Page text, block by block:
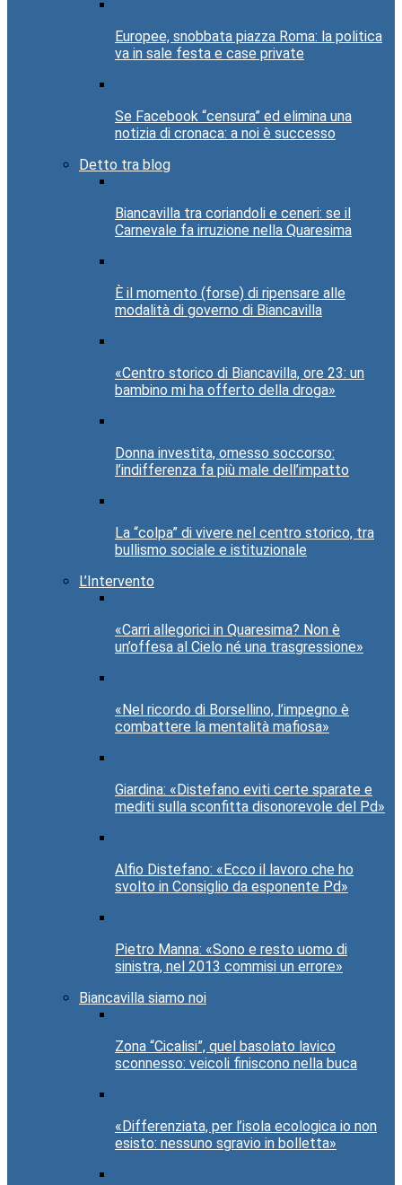
Europee, snobbata piazza Roma: la politica
va in sale festa e case private
Se Facebook “censura” ed elimina una
notizia di cronaca: a noi è successo
Detto tra blog
Biancavilla tra coriandoli e ceneri: se il
Carnevale fa irruzione nella Quaresima
È il momento (forse) di ripensare alle
modalità di governo di Biancavilla
«Centro storico di Biancavilla, ore 23: un
bambino mi ha offerto della droga»
Donna investita, omesso soccorso:
l’indifferenza fa più male dell’impatto
La “colpa” di vivere nel centro storico, tra
bullismo sociale e istituzionale
L’Intervento
«Carri allegorici in Quaresima? Non è
un’offesa al Cielo né una trasgressione»
«Nel ricordo di Borsellino, l’impegno è
combattere la mentalità mafiosa»
Giardina: «Distefano eviti certe sparate e
mediti sulla sconfitta disonorevole del Pd»
Alfio Distefano: «Ecco il lavoro che ho
svolto in Consiglio da esponente Pd»
Pietro Manna: «Sono e resto uomo di
sinistra, nel 2013 commisi un errore»
Biancavilla siamo noi
Zona “Cicalisi”, quel basolato lavico
sconnesso: veicoli finiscono nella buca
«Differenziata, per l’isola ecologica io non
esisto: nessuno sgravio in bolletta»